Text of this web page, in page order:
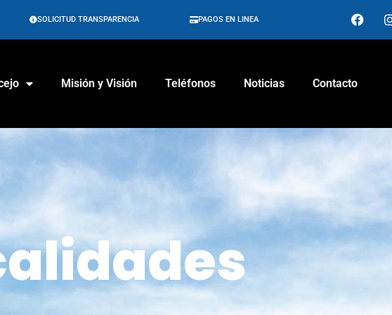
SOLICITUD TRANSPARENCIA PAGOS EN LINEA
Misión y Visión Teléfonos Noticias Contacto